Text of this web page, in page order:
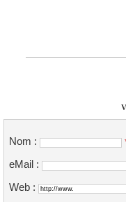
Nom :
eMail :
Web :